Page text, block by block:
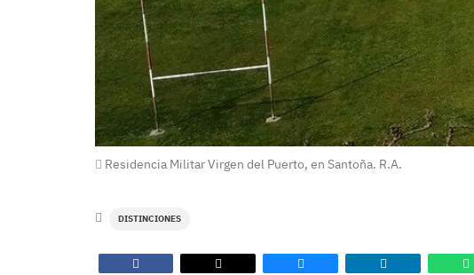
Residencia Militar Virgen del Puerto, en Santoña. R.A.
DISTINCIONES